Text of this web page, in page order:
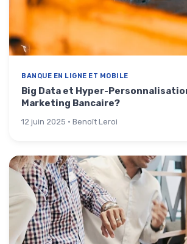
BANQUE EN LIGNE ET MOBILE
Big Data et Hyper-
Marketing Bancaire?
12 juin 2025 · Benoît Leroi